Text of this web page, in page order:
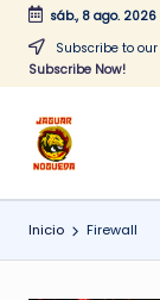
Saltar
sáb., 8 ago. 2026
Subscribe to
Subscribe Now!
J
a
g
CONTENIDO
Inicio Firewall